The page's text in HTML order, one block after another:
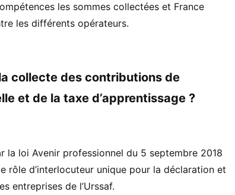
les sommes collectées et France
les différents opérateurs.
collecte des contributions de
et de la taxe d’apprentissage ?
la loi Avenir professionnel du 5 septembre 2018
rôle d’interlocuteur unique pour la déclaration et
entreprises de l’Urssaf.